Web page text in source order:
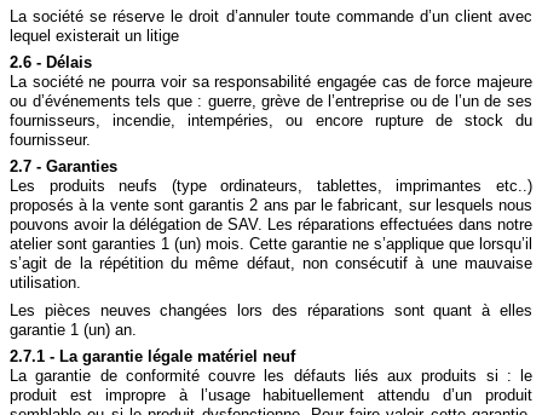
La société se réserve le droit d’annuler toute commande d’un client avec
lequel existerait un litige
2.6 - Délais
La société ne pourra voir sa responsabilité engagée cas de force majeure
ou d’événements tels que : guerre, grève de l’entreprise ou de l’un de ses
fournisseurs, incendie, intempéries, ou encore rupture de stock du
fournisseur.
2.7 - Garanties
Les produits neufs (type ordinateurs, tablettes, imprimantes etc..)
proposés à la vente sont garantis 2 ans par le fabricant, sur lesquels nous
pouvons avoir la délégation de SAV. Les réparations effectuées dans notre
atelier sont garanties 1 (un) mois. Cette garantie ne s’applique que lorsqu’il
s’agit de la répétition du même défaut, non consécutif à une mauvaise
utilisation.
Les pièces neuves changées lors des réparations sont quant à elles
garantie 1 (un) an.
2.7.1 - La garantie légale matériel neuf
La garantie de conformité couvre les défauts liés aux produits si : le
produit est impropre à l’usage habituellement attendu d’un produit